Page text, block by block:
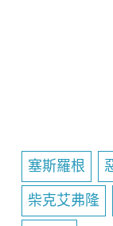
塞斯羅根
柴克艾弗隆